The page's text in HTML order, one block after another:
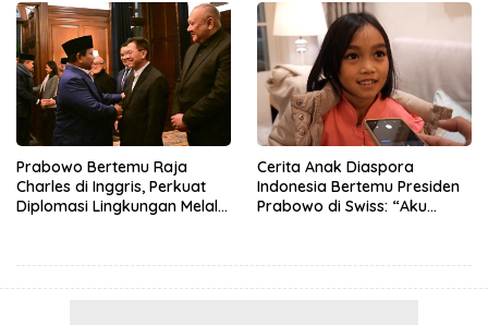
Prabowo Bertemu Raja
Charles di Inggris, Perkuat
Diplomasi Lingkungan Melalui
Cerita Anak Diaspora
Indonesia Bertemu Presiden
Prabowo di Swiss: “Aku